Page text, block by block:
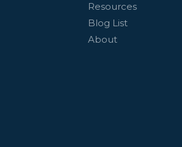
Resources
Blog List
About